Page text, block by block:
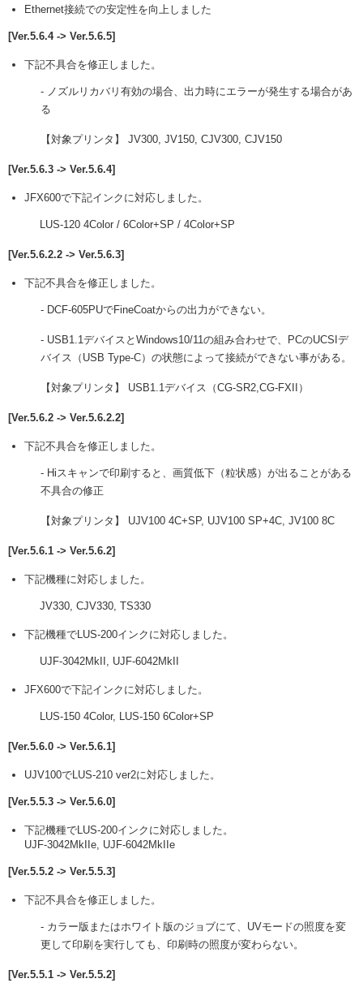
Ethernet接続での安定性を向上しました
[Ver.5.6.4 -> Ver.5.6.5]
下記不具合を修正しました。
- ノズルリカバリ有効の場合、出力時にエラーが発生する場合があ
る
【対象プリンタ】 JV300, JV150, CJV300, CJV150
[Ver.5.6.3 -> Ver.5.6.4]
JFX600で下記インクに対応しました。
LUS-120 4Color / 6Color+SP / 4Color+SP
[Ver.5.6.2.2 -> Ver.5.6.3]
下記不具合を修正しました。
- DCF-605PUでFineCoatからの出力ができない。
- USB1.1デバイスとWindows10/11の組み合わせで、PCのUCSIデ
バイス（USB Type-C）の状態によって接続ができない事がある。
【対象プリンタ】 USB1.1デバイス（CG-SR2,CG-FXII）
[Ver.5.6.2 -> Ver.5.6.2.2]
下記不具合を修正しました。
- Hiスキャンで印刷すると、画質低下（粒状感）が出ることがある
不具合の修正
【対象プリンタ】 UJV100 4C+SP, UJV100 SP+4C, JV100 8C
[Ver.5.6.1 -> Ver.5.6.2]
下記機種に対応しました。
JV330, CJV330, TS330
下記機種でLUS-200インクに対応しました。
UJF-3042MkII, UJF-6042MkII
JFX600で下記インクに対応しました。
LUS-150 4Color, LUS-150 6Color+SP
[Ver.5.6.0 -> Ver.5.6.1]
UJV100でLUS-210 ver2に対応しました。
[Ver.5.5.3 -> Ver.5.6.0]
下記機種でLUS-200インクに対応しました。
UJF-3042MkIIe, UJF-6042MkIIe
[Ver.5.5.2 -> Ver.5.5.3]
下記不具合を修正しました。
- カラー版またはホワイト版のジョブにて、UVモードの照度を変
更して印刷を実行しても、印刷時の照度が変わらない。
[Ver.5.5.1 -> Ver.5.5.2]